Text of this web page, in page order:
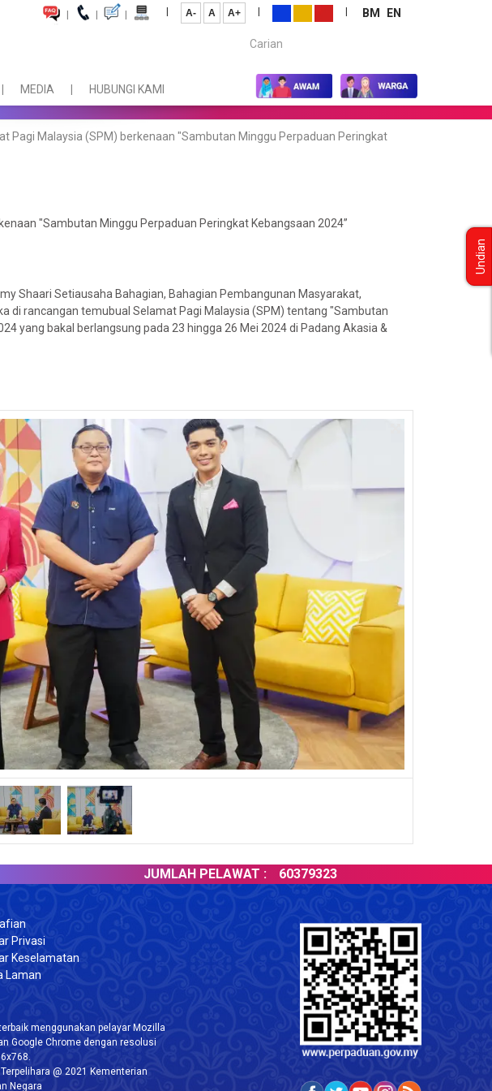
| | | | A- A A+ | | BM
EN
Carian...
MEDIA HUBUNGI KAMI
Pagi Malaysia (SPM) berkenaan "Sambutan Minggu Perpaduan Peringkat
"Sambutan Minggu Perpaduan Peringkat Kebangsaan 2024”
Shaari Setiausaha Bahagian, Bahagian Pembangunan Masyarakat,
di rancangan temubual Selamat Pagi Malaysia (SPM) tentang "Sambutan
yang bakal berlangsung pada 23 hingga 26 Mei 2024 di Padang Akasia &
JUMLAH PELAWAT : 60379323
Privasi
Keselamatan
Laman
menggunakan pelayar Mozilla
Google Chrome dengan resolusi
@ 2021 Kementerian
Negara
Undian